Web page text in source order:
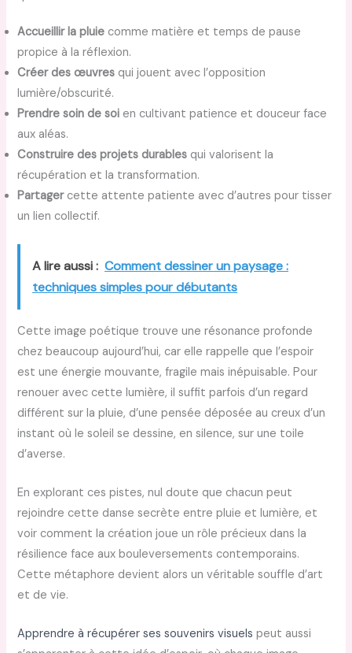
Accueillir la pluie comme matière et temps de pause
propice à la réflexion.
Créer des œuvres qui jouent avec l’opposition
lumière/obscurité.
Prendre soin de soi en cultivant patience et douceur face
aux aléas.
Construire des projets durables qui valorisent la
récupération et la transformation.
Partagercette attente patiente avec d’autres pour tisser
un lien collectif.
A lire aussi : Comment dessiner un paysage :
techniques simples pour débutants
Cette image poétique trouve une résonance profonde
chez beaucoup aujourd’hui, car elle rappelle que l’espoir
est une énergie mouvante, fragile mais inépuisable. Pour
renouer avec cette lumière, il suffit parfois d’un regard
différent sur la pluie, d’une pensée déposée au creux d’un
instant où le soleil se dessine, en silence, sur une toile
d’averse.
En explorant ces pistes, nul doute que chacun peut
rejoindre cette danse secrète entre pluie et lumière, et
voir comment la création joue un rôle précieux dans la
résilience face aux bouleversements contemporains.
Cette métaphore devient alors un véritable souffle d’art
et de vie.
Apprendre à récupérer ses souvenirs visuels peut aussi